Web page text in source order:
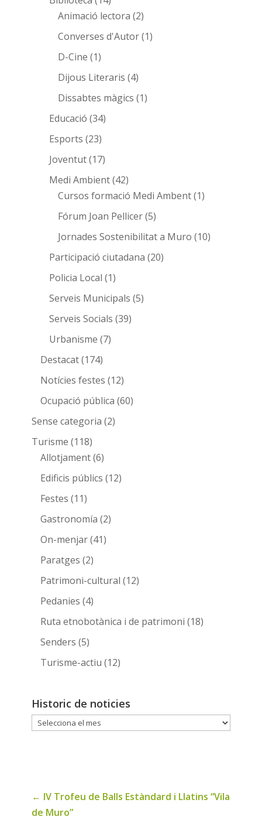
Animació lectora (2)
Converses d'Autor(1)
D-Cine (1)
Dijous Literaris (4)
Dissabtes màgics (1)
Educació (34)
Esports (23)
Joventut(17)
Medi Ambient(42)
Cursos formació Medi Ambent(1)
Fórum Joan Pellicer(5)
Jornades Sostenibilitat a Muro (10)
Participació ciutadana (20)
Policia Local (1)
Serveis Municipals (5)
Serveis Socials (39)
Urbanisme (7)
Destacat(174)
Notícies festes (12)
Ocupació pública (60)
Sense categoria (2)
Turisme (118)
Allotjament(6)
Edificis públics (12)
Festes (11)
Gastronomía (2)
On-menjar(41)
Paratges (2)
Patrimoni-cultural (12)
Pedanies (4)
Ruta etnobotànica i de patrimoni (18)
Senders (5)
Turisme-actiu (12)
Historic de noticies
Historic
← IV Trofeu de Balls Estàndard i Llatins “Vila
de Muro”